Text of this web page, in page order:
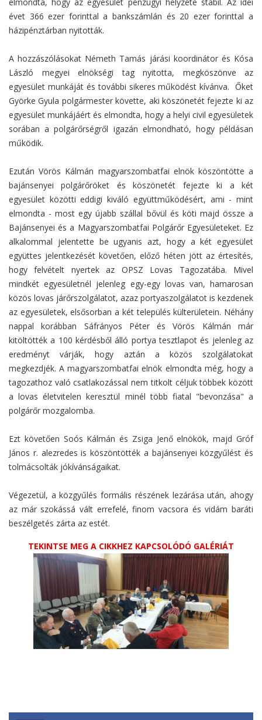
elmondta, hogy az egyesület pénzügyi helyzete stabil. Az idei
évet 366 ezer forinttal a bankszámlán és 20 ezer forinttal a
házipénztárban nyitották.
A hozzászólásokat Németh Tamás járási koordinátor és Kósa
László megyei elnökségi tag nyitotta, megköszönve az
egyesület munkáját és további sikeres működést kívánva. Őket
Györke Gyula polgármester követte, aki köszönetét fejezte ki az
egyesület munkájáért és elmondta, hogy a helyi civil egyesületek
sorában a polgárőrségről igazán elmondható, hogy példásan
működik.
Ezután Vörös Kálmán magyarszombatfai elnök köszöntötte a
bajánsenyei polgárőröket és köszönetét fejezte ki a két
egyesület közötti eddigi kiváló együttműködésért, ami - mint
elmondta - most egy újabb szállal bővül és köti majd össze a
Bajánsenyei és a Magyarszombatfai Polgárőr Egyesületeket. Ez
alkalommal jelentette be ugyanis azt, hogy a két egyesület
együttes jelentkezését követően, előző héten jött az értesítés,
hogy felvételt nyertek az OPSZ Lovas Tagozatába. Mivel
mindkét egyesületnél jelenleg egy-egy lovas van, hamarosan
közös lovas járőrszolgálatot, azaz portyaszolgálatot is kezdenek
az egyesületek, elsősorban a két település külterületein. Néhány
nappal korábban Sáfrányos Péter és Vörös Kálmán már
kitöltötték a 100 kérdésből álló portya tesztlapot és jelenleg az
eredményt várják, hogy aztán a közös szolgálatokat
megkezdjék. A magyarszombatfai elnök elmondta még, hogy a
tagozathoz való csatlakozással nem titkolt céljuk többek között
a lovas életvitelen keresztül minél több fiatal "bevonzása" a
polgárőr mozgalomba.
Ezt követően Soós Kálmán és Zsiga Jenő elnökök, majd Gróf
János r. alezredes is köszöntötték a bajánsenyei közgyűlést és
tolmácsolták jókívánságaikat.
Végezetül, a közgyűlés formális részének lezárása után, ahogy
az már szokássá vált errefelé, finom vacsora és vidám baráti
beszélgetés zárta az estét.
TEKINTSE MEG A CIKKHEZ KAPCSOLÓDÓ GALÉRIÁT